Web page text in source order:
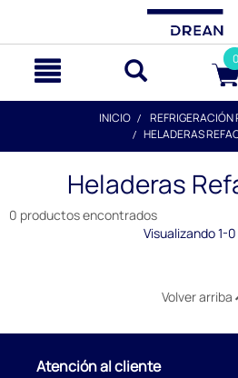
0
INICIO
REFRIGERACIÓN
HELADERAS
Heladeras
0 productos encontrados
Visualizando 1-
Volver arriba
Atención al cliente